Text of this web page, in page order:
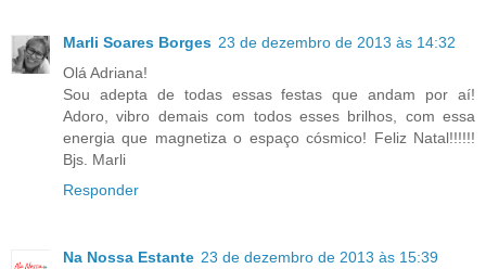
Marli Soares Borges 23 de dezembro de 2013 às 14:32
Olá Adriana!
Sou adepta de todas essas festas que andam por aí!
Adoro, vibro demais com todos esses brilhos, com essa
energia que magnetiza o espaço cósmico! Feliz Natal!!!!!!
Bjs. Marli
Responder
Na Nossa Estante 23 de dezembro de 2013 às 15:39